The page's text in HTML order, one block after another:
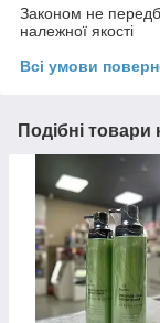
Законом не
належної якості
Всі умови
Подібні товари